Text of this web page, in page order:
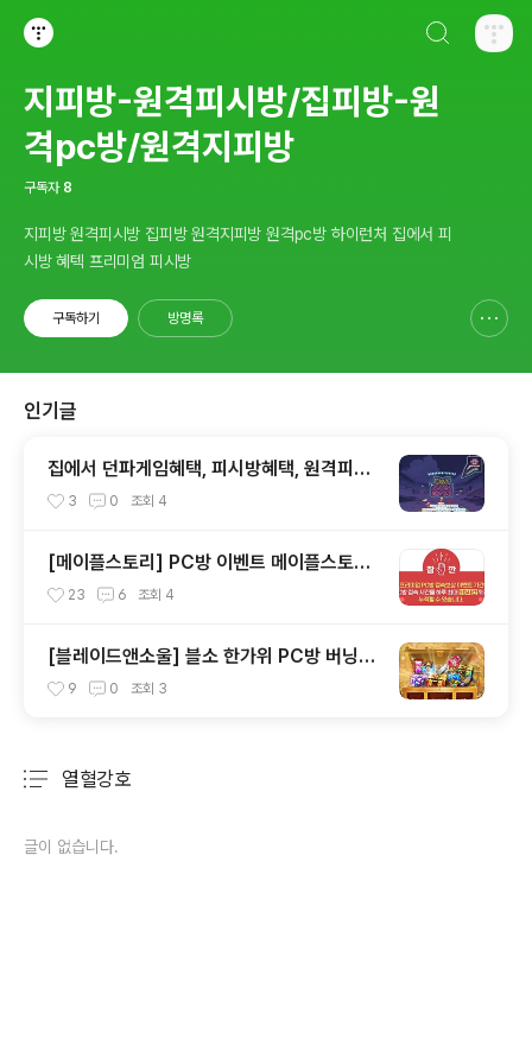
지피방-원격피시방/집피방-원
격pc방/원격지피방
구독자 8
지피방 원격피시방 집피방 원격지피방 원격pc방 하이런처 집에서 피
시방 혜텍 프리미엄 피시방
구독하기 방명록
인기글
집에서 던파게임혜택, 피시방혜택, 원격피시
방, 집피시방, 겜설치가 않되도 어디서든 즐기
3 0 조회 4
[메이플스토리] PC방 이벤트 메이플스토리
프리미엄PC방 지피조이 하이런처 원격피시
23 6 조회 4
[블레이드앤소울] 블소 한가위 PC방 버닝이
벤트 안내입니다. 원격피시방 지피방 집피방
9 0 조회 3
열혈강호
글이 없습니다.